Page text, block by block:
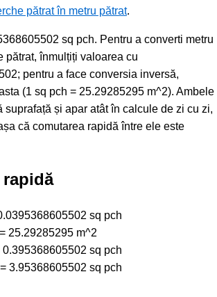
pătrat în metru pătrat.
sq pch. Pentru a converti metru
pătrat, înmulțiți valoarea cu
pentru a face conversia inversă,
(1 sq pch = 25.29285295 m^2). Ambele
suprafață și apar atât în calcule de zi cu zi,
că comutarea rapidă între ele este
rapidă
sq pch
25.29285295 m^2
0.395368605502 sq pch
3.95368605502 sq pch